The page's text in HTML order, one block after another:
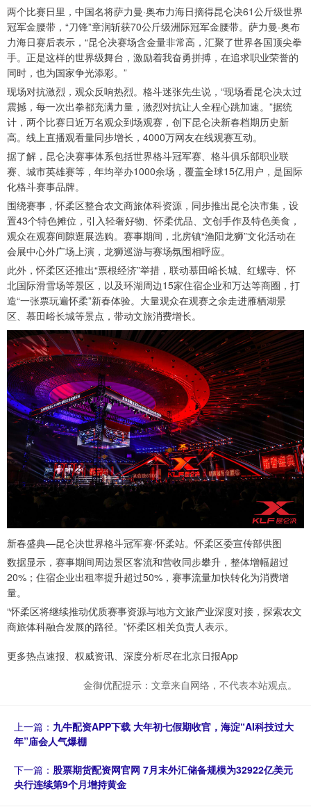
两个比赛日里，中国名将萨力曼·奥布力海日摘得昆仑决61公斤级世界
冠军金腰带，“刀锋”章润斩获70公斤级洲际冠军金腰带。萨力曼·奥布
力海日赛后表示，“昆仑决赛场含金量非常高，汇聚了世界各国顶尖拳
手。正是这样的世界级舞台，激励着我奋勇拼搏，在追求职业荣誉的
同时，也为国家争光添彩。”
现场对抗激烈，观众反响热烈。格斗迷张先生说，“现场看昆仑决太过
震撼，每一次出拳都充满力量，激烈对抗让人全程心跳加速。”据统
计，两个比赛日近万名观众到场观赛，创下昆仑决新春档期历史新
高。线上直播观看量同步增长，4000万网友在线观赛互动。
据了解，昆仑决赛事体系包括世界格斗冠军赛、格斗俱乐部职业联
赛、城市英雄赛等，年均举办1000余场，覆盖全球15亿用户，是国际
化格斗赛事品牌。
围绕赛事，怀柔区整合农文商旅体科资源，同步推出昆仑决市集，设
置43个特色摊位，引入轻奢好物、怀柔优品、文创手作及特色美食，
观众在观赛间隙逛展选购。赛事期间，北房镇“渔阳龙狮”文化活动在
会展中心外广场上演，龙狮巡游与赛场氛围相呼应。
此外，怀柔区还推出“票根经济”举措，联动慕田峪长城、红螺寺、怀
北国际滑雪场等景区，以及环湖周边15家住宿企业和万达等商圈，打
造“一张票玩遍怀柔”新春体验。大量观众在观赛之余走进雁栖湖景
区、慕田峪长城等景点，带动文旅消费增长。
新春盛典—昆仑决世界格斗冠军赛·怀柔站。怀柔区委宣传部供图
数据显示，赛事期间周边景区客流和营收同步攀升，整体增幅超过
20%；住宿企业出租率提升超过50%，赛事流量加快转化为消费增
量。
“怀柔区将继续推动优质赛事资源与地方文旅产业深度对接，探索农文
商旅体科融合发展的路径。”怀柔区相关负责人表示。
更多热点速报、权威资讯、深度分析尽在北京日报App
金御优配提示：文章来自网络，不代表本站观点。
上一篇： 九牛配资APP下载 大年初七假期收官，海淀“AI科技过大
年”庙会人气爆棚
下一篇： 股票期货配资网官网 7月末外汇储备规模为32922亿美元
央行连续第9个月增持黄金